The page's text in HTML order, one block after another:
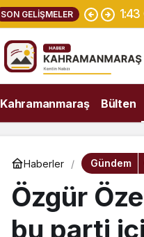
SON GELIŞMELER 1:43
Kahramanmaraş Bülten
Haberler Gündem
Özgür
bu parti